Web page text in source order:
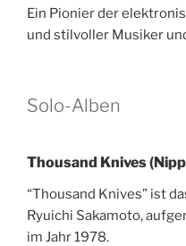
Ein Pionier der
und stilvoller Musiker
Solo-Alben
Thousand Knives
“Thousand Knives” ist
Ryuichi Sakamoto,
im Jahr 1978.